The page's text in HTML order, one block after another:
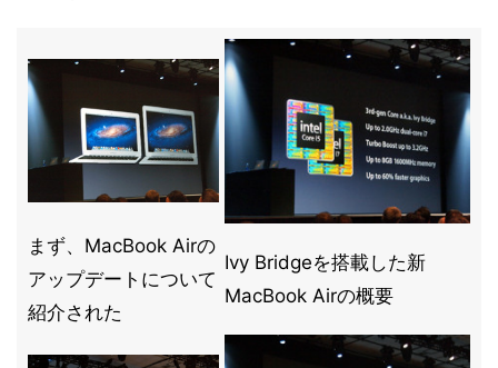
まず、MacBook Airの
アップデートについて
紹介された
Ivy Bridgeを搭載した新
MacBook Airの概要